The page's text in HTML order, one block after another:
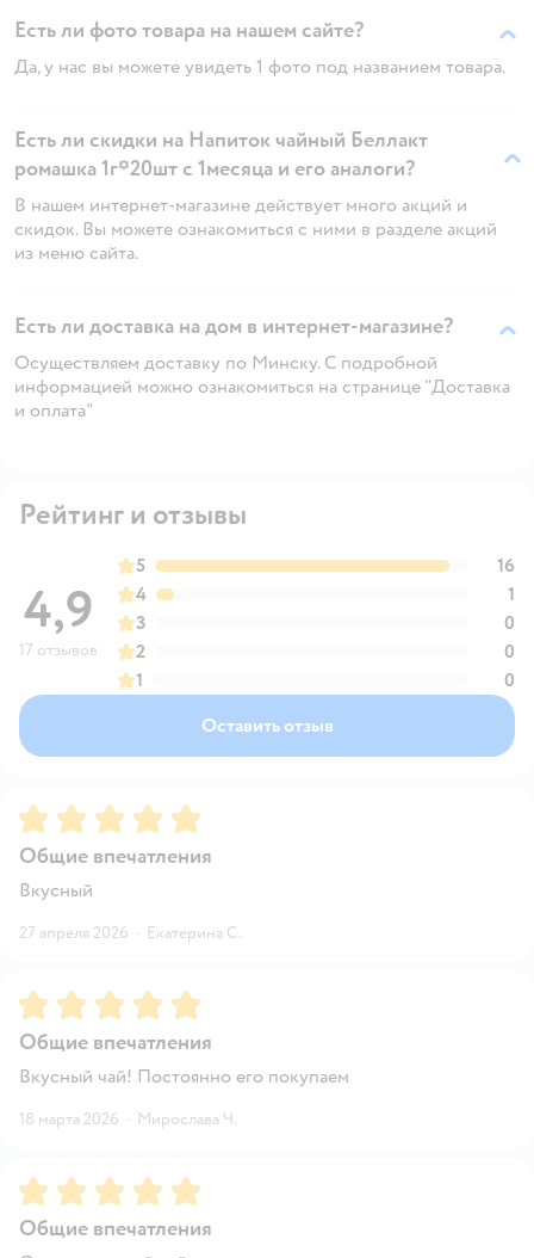
Есть ли фото товара на нашем сайте?
Да, у нас вы можете увидеть 1 фото под названием товара.
Есть ли скидки на Напиток чайный Беллакт
ромашка 1г*20шт с 1месяца и его аналоги?
В нашем интернет-магазине действует много акций и
скидок. Вы можете ознакомиться с ними в разделе акций
из меню сайта.
Есть ли доставка на дом в интернет-магазине?
Осуществляем доставку по Минску. С подробной
информацией можно ознакомиться на странице "Доставка
и оплата"
Рейтинг и отзывы
4,9
17 отзывов
5
16
4
1
3
0
2
0
1
0
Оставить отзыв
Рейтинг:5
Общие впечатления
Вкусный
27 апреля 2026 · Екатерина С.
Рейтинг:5
Общие впечатления
Вкусный чай! Постоянно его покупаем
18 марта 2026 · Мирослава Ч.
Рейтинг:5
Общие впечатления